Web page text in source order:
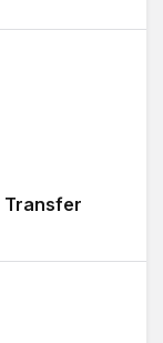
Transfer